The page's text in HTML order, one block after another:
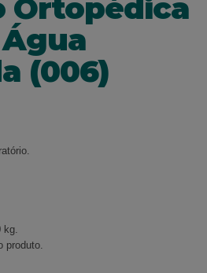
Ortopédica
(006)
kg.
produto.